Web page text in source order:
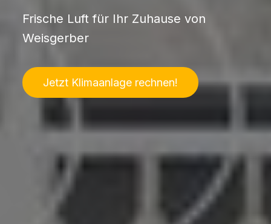
Frische Luft für Ihr Zuhause von
Weisgerber
Jetzt Klimaanlage rechnen!